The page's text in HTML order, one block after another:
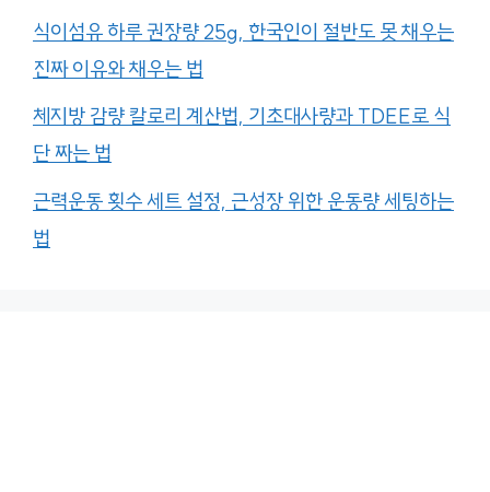
식이섬유 하루 권장량 25g, 한국인이 절반도 못 채우는
진짜 이유와 채우는 법
체지방 감량 칼로리 계산법, 기초대사량과 TDEE로 식
단 짜는 법
근력운동 횟수 세트 설정, 근성장 위한 운동량 세팅하는
법